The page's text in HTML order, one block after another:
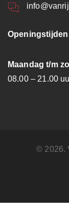
Openingstijden
Maandag t/m
08.00 – 21.00
© 2026.